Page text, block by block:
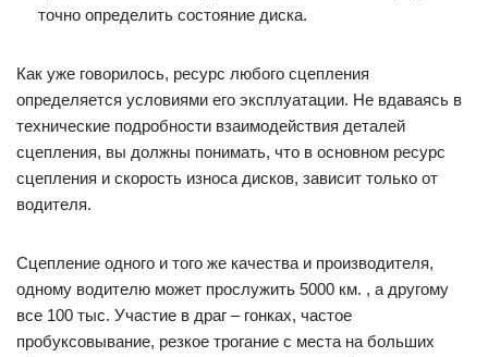
точно определить состояние диска.
Как уже говорилось, ресурс любого сцепления
определяется условиями его эксплуатации. Не вдаваясь в
технические подробности взаимодействия деталей
сцепления, вы должны понимать, что в основном ресурс
сцепления и скорость износа дисков, зависит только от
водителя.
Сцепление одного и того же качества и производителя,
одному водителю может прослужить 5000 км. , а другому
все 100 тыс. Участие в драг – гонках, частое
пробуксовывание, резкое трогание с места на больших